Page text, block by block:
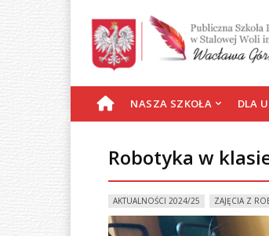
S
O
NASZA SZKOŁA DLA
Robotyka w
AKTUALNOŚCI 2024/25 ZAJĘCIA Z